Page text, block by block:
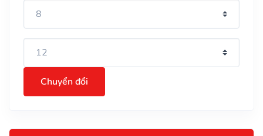
Chuyển đổi